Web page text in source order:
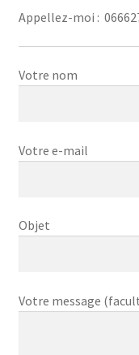
Appellez-moi :
Votre nom
Votre e-mail
Objet
Votre message